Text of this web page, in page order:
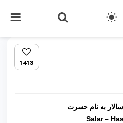
1413
سالار به نام حسرت
Salar –